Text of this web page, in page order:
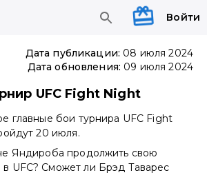
Войти
Дата публикации: 08 июля 2024
Дата обновления: 09 июля 2024
UFC Fight Night
главные бои турнира UFC Fight
20 июля.
Яндироба продолжить свою
UFC? Сможет ли Брэд Таварес